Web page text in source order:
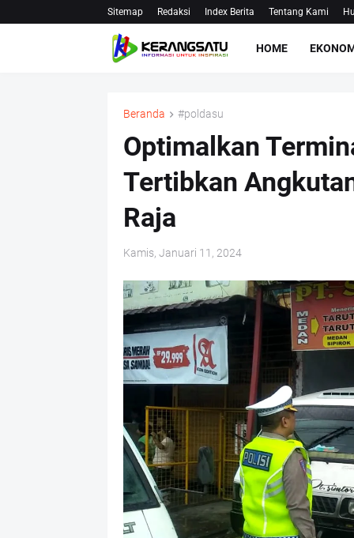
Sitemap Redaksi Index Berita Tentang Kami
HOME
Beranda #poldasu
Optimalkan
Tertibkan
Raja
Kamis, Januari 11, 2024